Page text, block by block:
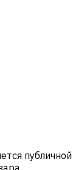
публичной